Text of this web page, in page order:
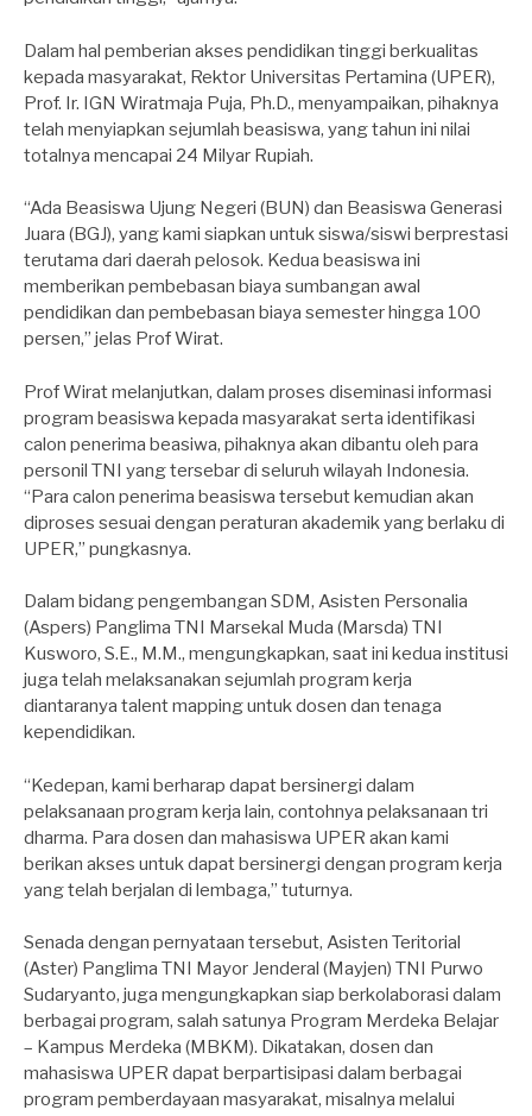
Dalam hal pemberian akses pendidikan tinggi berkualitas
kepada masyarakat, Rektor Universitas Pertamina (UPER),
Prof. Ir. IGN Wiratmaja Puja, Ph.D., menyampaikan, pihaknya
telah menyiapkan sejumlah beasiswa, yang tahun ini nilai
totalnya mencapai 24 Milyar Rupiah.
“Ada Beasiswa Ujung Negeri (BUN) dan Beasiswa Generasi
Juara (BGJ), yang kami siapkan untuk siswa/siswi berprestasi
terutama dari daerah pelosok. Kedua beasiswa ini
memberikan pembebasan biaya sumbangan awal
pendidikan dan pembebasan biaya semester hingga 100
persen,” jelas Prof Wirat.
Prof Wirat melanjutkan, dalam proses diseminasi informasi
program beasiswa kepada masyarakat serta identifikasi
calon penerima beasiwa, pihaknya akan dibantu oleh para
personil TNI yang tersebar di seluruh wilayah Indonesia.
“Para calon penerima beasiswa tersebut kemudian akan
diproses sesuai dengan peraturan akademik yang berlaku di
UPER,” pungkasnya.
Dalam bidang pengembangan SDM, Asisten Personalia
(Aspers) Panglima TNI Marsekal Muda (Marsda) TNI
Kusworo, S.E., M.M., mengungkapkan, saat ini kedua institusi
juga telah melaksanakan sejumlah program kerja
diantaranya talent mapping untuk dosen dan tenaga
kependidikan.
“Kedepan, kami berharap dapat bersinergi dalam
pelaksanaan program kerja lain, contohnya pelaksanaan tri
dharma. Para dosen dan mahasiswa UPER akan kami
berikan akses untuk dapat bersinergi dengan program kerja
yang telah berjalan di lembaga,” tuturnya.
Senada dengan pernyataan tersebut, Asisten Teritorial
(Aster) Panglima TNI Mayor Jenderal (Mayjen) TNI Purwo
Sudaryanto, juga mengungkapkan siap berkolaborasi dalam
berbagai program, salah satunya Program Merdeka Belajar
– Kampus Merdeka (MBKM). Dikatakan, dosen dan
mahasiswa UPER dapat berpartisipasi dalam berbagai
program pemberdayaan masyarakat, misalnya melalui